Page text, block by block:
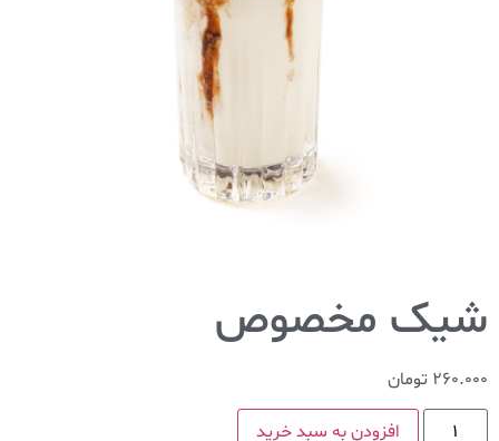
شیک مخصوص
260.000 تومان
افزودن به سبد خرید